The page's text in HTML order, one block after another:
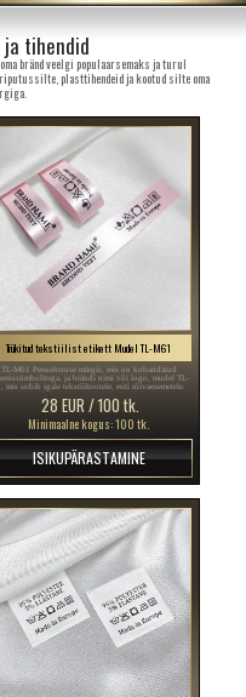
tihendid
bränd veelgi populaarsemaks ja turul
plasttihendeid ja kootud silte oma
Trükitud tekstiilist etikett Mudel TL-M61
TL-M61 Pesuehtsuse märgis, mis on kohandatud
ja brändi nimi või logo, mudel TL-
mis sobib igale tekstiiltootele, eriti rõivaesemetele.
28 EUR / 100 tk.
Minimaalne kogus: 100 tk.
ISIKUPÄRASTAMINE